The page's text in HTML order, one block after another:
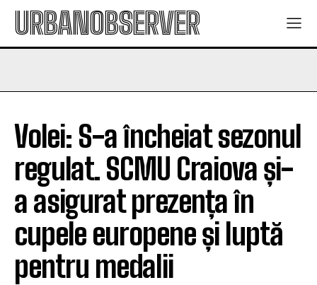
URBANOBSERVER
Volei: S-a încheiat sezonul
regulat. SCMU Craiova și-
a asigurat prezența în
cupele europene și luptă
pentru medalii